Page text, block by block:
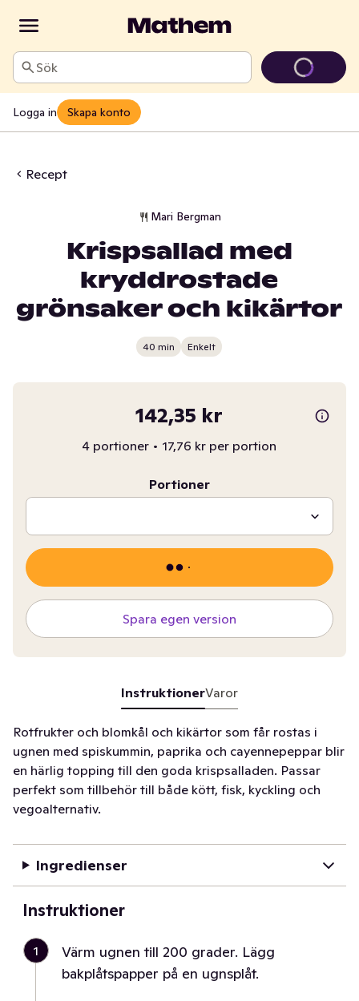
Sök
Logga in Skapa konto
Recept
Mari Bergman
Krispsallad med
kryddrostade
grönsaker och kikärtor
40 min Enkelt
142,35 kr
4 portioner • 17,76 kr per portion
Portioner
Spara egen version
InstruktionerVaror
Rotfrukter och blomkål och kikärtor som får rostas i
ugnen med spiskummin, paprika och cayennepeppar blir
en härlig topping till den goda krispsalladen. Passar
perfekt som tillbehör till både kött, fisk, kyckling och
vegoalternativ.
Ingredienser
Instruktioner
1
Värm ugnen till 200 grader. Lägg
bakplåtspapper på en ugnsplåt.